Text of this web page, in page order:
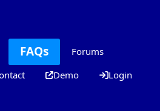
FAQs
Forums
Demo Login